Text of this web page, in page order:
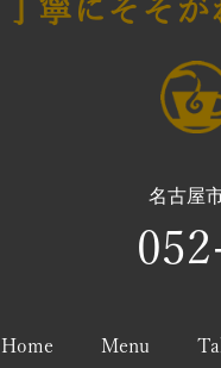
丁寧にそそ
名古屋
Home Menu